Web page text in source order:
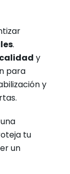
.
y
para
y
tu
un